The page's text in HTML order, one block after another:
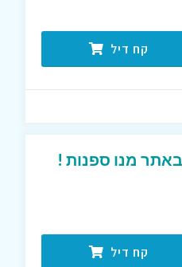
קח דיל
מנו ספנות !
קח דיל